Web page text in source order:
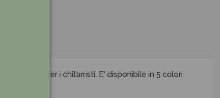
Ideale per i chitarristi. E' disponibile in 5 colori